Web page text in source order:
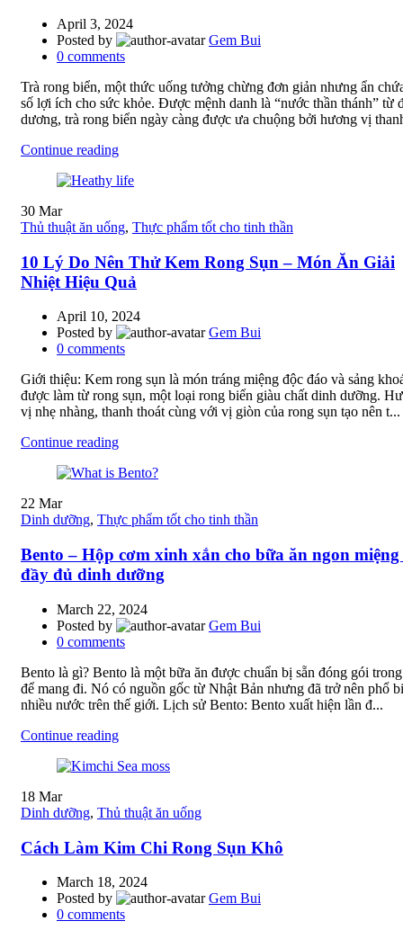
April 3, 2024
Posted by
Gem Bui
0 comments
Trà rong biển, một thức uống tưởng chừng đơn giản nhưng ẩn
số lợi ích cho sức khỏe. Được mệnh danh là “nước thần thánh” từ
dương, trà rong biển ngày càng được ưa chuộng bởi hương vị
Continue reading
30 Mar
Thủ thuật ăn uống, Thực phẩm tốt cho tinh thần
10 Lý Do Nên Thử Kem Rong Sụn – Món Ăn Giải
Nhiệt Hiệu Quả
April 10, 2024
Posted by
Gem Bui
0 comments
Giới thiệu: Kem rong sụn là món tráng miệng độc đáo và sảng
được làm từ rong sụn, một loại rong biển giàu chất dinh dưỡng.
vị nhẹ nhàng, thanh thoát cùng với vị giòn của rong sụn tạo nên t...
Continue reading
22 Mar
Dinh dưỡng, Thực phẩm tốt cho tinh thần
Bento – Hộp cơm xinh xắn cho bữa ăn ngon miệng
đầy đủ dinh dưỡng
March 22, 2024
Posted by
Gem Bui
0 comments
Bento là gì? Bento là một bữa ăn được chuẩn bị sẵn đóng gói
để mang đi. Nó có nguồn gốc từ Nhật Bản nhưng đã trở nên phổ
nhiều nước trên thế giới. Lịch sử Bento: Bento xuất hiện lần đ...
Continue reading
18 Mar
Dinh dưỡng, Thủ thuật ăn uống
Cách Làm Kim Chi Rong Sụn Khô
March 18, 2024
Posted by
Gem Bui
0 comments